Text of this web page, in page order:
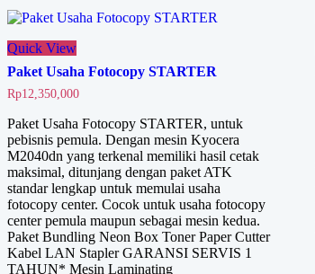
Quick View
Paket Usaha Fotocopy STARTER
Rp12,350,000
Paket Usaha Fotocopy STARTER, untuk
pebisnis pemula. Dengan mesin Kyocera
M2040dn yang terkenal memiliki hasil cetak
maksimal, ditunjang dengan paket ATK
standar lengkap untuk memulai usaha
fotocopy center. Cocok untuk usaha fotocopy
center pemula maupun sebagai mesin kedua.
Paket Bundling Neon Box Toner Paper Cutter
Kabel LAN Stapler GARANSI SERVIS 1
TAHUN* Mesin Laminating